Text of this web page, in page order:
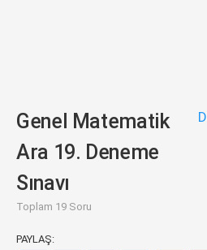
Genel Matematik
Ara 19. Deneme
Sınavı
Toplam 19 Soru
PAYLAŞ: